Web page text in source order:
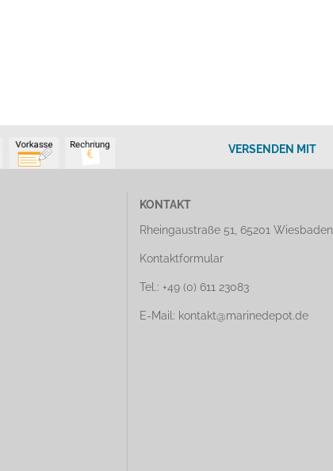
VERSENDEN MIT
KONTAKT
Rheingaustraße 51, 65201 Wiesbaden
Kontaktformular
Tel.: +49 (0) 611 23083
E-Mail: kontakt@marinedepot.de